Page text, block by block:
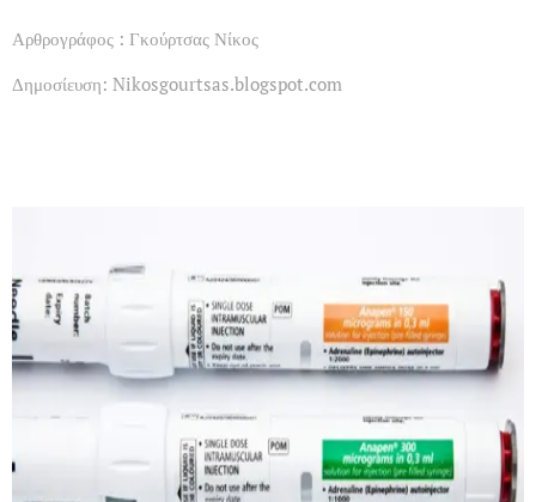
Αρθρογράφος : Γκούρτσας Νίκος
Δημοσίευση: Nikosgourtsas.blogspot.com